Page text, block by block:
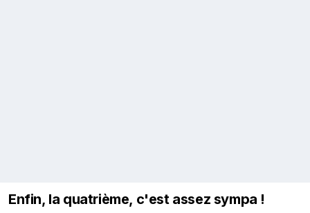
Enfin, la quatrième, c'est assez sympa !